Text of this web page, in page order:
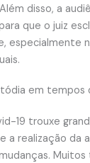
disso, a
que o juiz
especialmente
em tempos
19 trouxe
a realização da